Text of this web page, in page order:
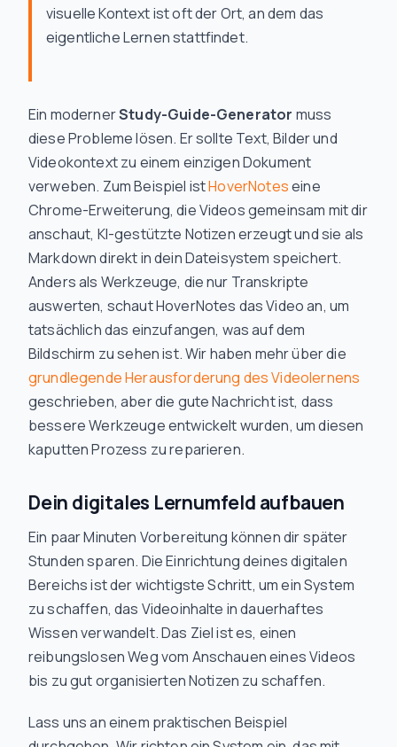
visuelle Kontext ist oft der Ort, an dem das
eigentliche Lernen stattfindet.
Ein modernerStudy-Guide-Generator muss
diese Probleme lösen. Er sollte Text, Bilder und
Videokontext zu einem einzigen Dokument
verweben. Zum Beispiel istHoverNoteseine
Chrome-Erweiterung, die Videos gemeinsam mit dir
anschaut, KI-gestützte Notizen erzeugt und sie als
Markdown direkt in dein Dateisystem speichert.
Anders als Werkzeuge, die nur Transkripte
auswerten, schaut HoverNotes das Video an, um
tatsächlich das einzufangen, was auf dem
Bildschirm zu sehen ist. Wir haben mehr über die
grundlegende Herausforderung des Videolernens
geschrieben, aber die gute Nachricht ist, dass
bessere Werkzeuge entwickelt wurden, um diesen
kaputten Prozess zu reparieren.
Dein digitales Lernumfeld aufbauen
Ein paar Minuten Vorbereitung können dir später
Stunden sparen. Die Einrichtung deines digitalen
Bereichs ist der wichtigste Schritt, um ein System
zu schaffen, das Videoinhalte in dauerhaftes
Wissen verwandelt. Das Ziel ist es, einen
reibungslosen Weg vom Anschauen eines Videos
bis zu gut organisierten Notizen zu schaffen.
Lass uns an einem praktischen Beispiel